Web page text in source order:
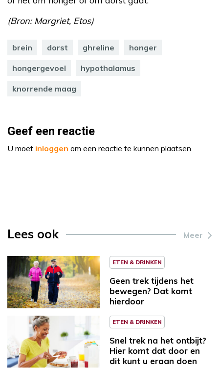
(Bron: Margriet, Etos)
brein dorst ghreline honger
hongergevoel hypothalamus
knorrende maag
Geef een reactie
U moet inloggen om een reactie te kunnen plaatsen.
Lees ook Meer
ETEN & DRINKEN
Geen trek tijdens het
bewegen? Dat komt
hierdoor
ETEN & DRINKEN
Snel trek na het ontbijt?
Hier komt dat door en
dit kunt u eraan doen